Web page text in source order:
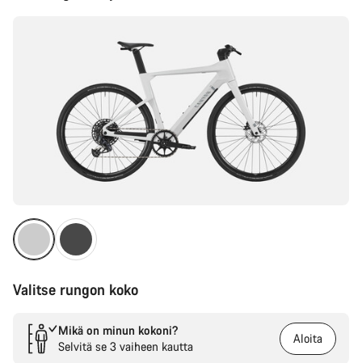
Valitse rungon koko
Mikä on minun kokoni?
Selvitä se 3 vaiheen kautta
Aloita